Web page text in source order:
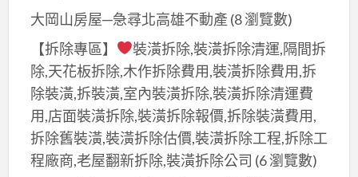
大岡山房屋─急尋北高雄不動產 (8 瀏覽數)
【拆除專區】
裝潢拆除,裝潢拆除清運,隔間拆
除,天花板拆除,木作拆除費用,裝潢拆除費用,拆
除裝潢,拆裝潢,室內裝潢拆除,裝潢拆除清運費
用,店面裝潢拆除,裝潢拆除報價,拆除裝潢費用,
拆除舊裝潢,裝潢拆除估價,裝潢拆除工程,拆除工
程廠商,老屋翻新拆除,裝潢拆除公司 (6 瀏覽數)